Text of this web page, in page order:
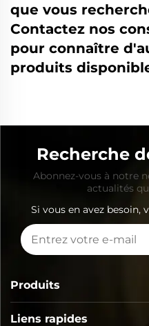
que vous
Contactez nos
pour connaître
produits
Recherche
Abonnez-vous à notre
actualités
Si vous en avez besoin,
Liens rapides
Produits